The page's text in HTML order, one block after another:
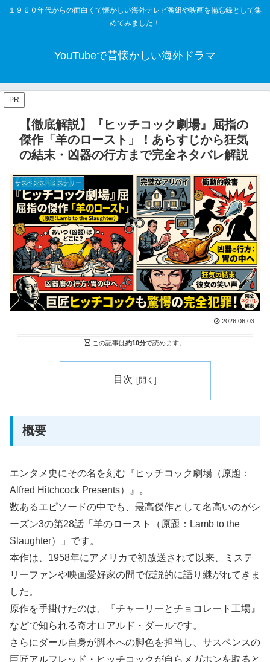
１９６０年代からの面白くて懐かしい海外テレビ番組や映画を備忘録として集
めてみました！
YouTubeで昔懐かしい海外ドラマ
PR
【徹底解説】『ヒッチコック劇場』屈指の
傑作「羊のロースト」！あらすじから狂気
の結末・凶器の行方まで完全ネタバレ解説
サスペンス・ミステリー
2026.06.03
この記事は約10分で読めます。
目次
概要
エンタメ史にその名を刻む『ヒッチコック劇場（原題：
Alfred Hitchcock Presents）』。
数あるエピソードの中でも、最高傑作として名高いのがシ
ーズン3の第28話「羊のロースト（原題：Lamb to the
Slaughter）」です。
本作は、1958年にアメリカで初放送されて以来、ミステ
リーファンや映画愛好家の間で伝説的に語り継がれてきま
した。
原作を手掛けたのは、『チャーリーとチョコレート工場』
などで知られる奇才ロアルド・ダールです。
さらにダール自身が脚本への脚色を担当し、サスペンスの
巨匠アルフレッド・ヒッチコックが自らメガホンを取ると